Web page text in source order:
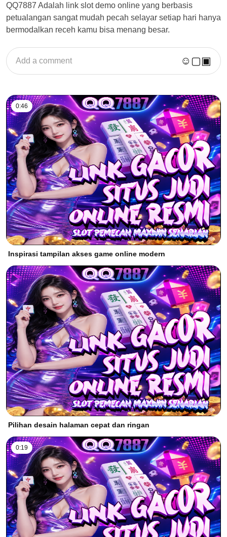
QQ7887 Adalah link slot demo online yang berbasis
petualangan sangat mudah pecah selayar setiap hari hanya
bermodalkan receh kamu bisa menang besar.
Add a comment ☺ ▢▣
0:46
Inspirasi tampilan akses game online modern
Pilihan desain halaman cepat dan ringan
0:19